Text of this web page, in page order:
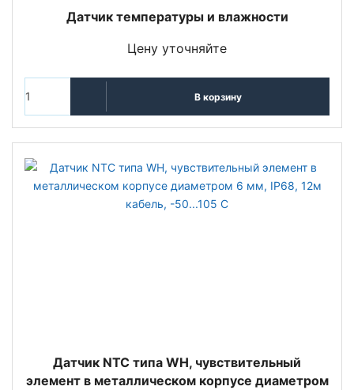
Датчик температуры и влажности
Цену уточняйте
В корзину
Датчик NTC типа WН, чувствительный
элемент в металлическом корпусе диаметром